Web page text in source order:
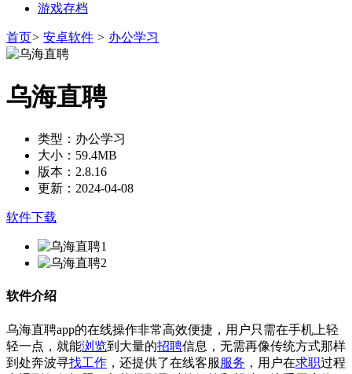
游戏存档
首页> 安卓软件 > 办公学习
乌海直聘
类型：办公学习
大小：59.4MB
版本：2.8.16
更新：2024-04-08
软件下载
软件介绍
乌海直聘app的在线操作非常高效便捷，用户只需在手机上轻
轻一点，就能浏览到大量的招聘信息，无需再像传统方式那样
到处奔波寻找工作 ，还提供了在线客服 服务 ，用户在求职过程